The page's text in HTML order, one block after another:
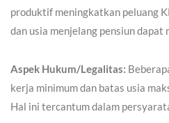
produktif meningkatkan peluang
dan usia menjelang pensiun dapat
Aspek Hukum/Legalitas:
kerja minimum dan batas usia
Hal ini tercantum dalam